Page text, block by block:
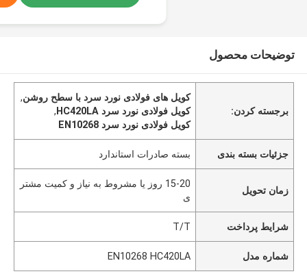
توضیحات محصول
برجسته کردن:
کویل های فولادی نورد سرد با سطح روشن,
کویل فولادی نورد سرد HC420LA
,
کویل فولادی نورد سرد EN10268
جزئیات بسته بندی بسته صادرات استاندارد
زمان تحویل
15-20 روز یا مشروط به نیاز و کمیت مشتر
ی
شرایط پرداخت T/T
شماره مدل EN10268 HC420LA